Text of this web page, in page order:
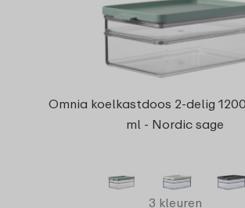
Omnia koelkastdoos 2-delig
ml - Nordic sage
3 kleuren